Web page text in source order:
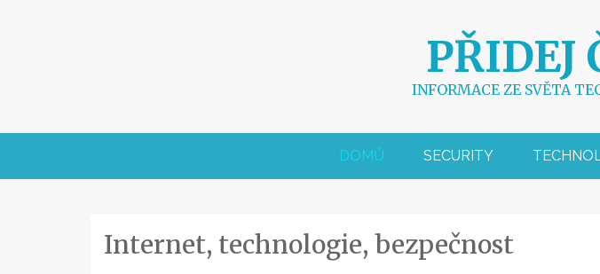
PŘIDEJ
INFORMACE ZE SVĚTA
DOMŮ SECURITY
Internet, technologie, bezpečnost